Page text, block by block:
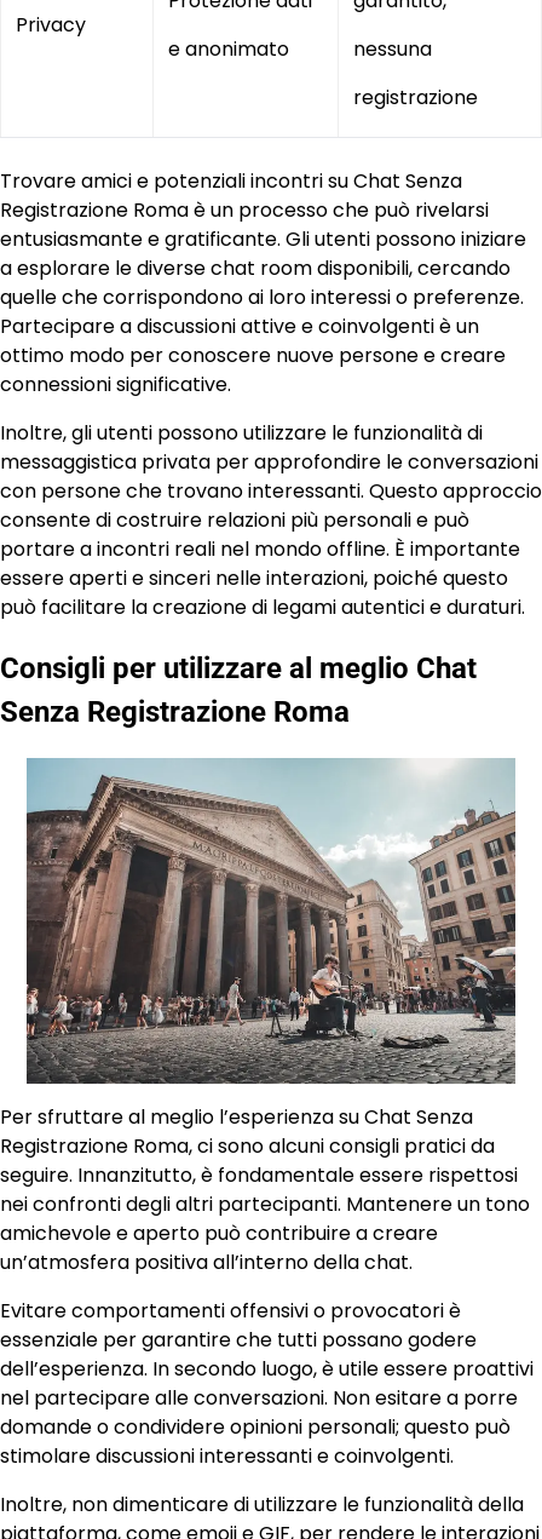
Privacy
e anonimato
nessuna
registrazione
Trovare amici e potenziali incontri su Chat Senza
Registrazione Roma è un processo che può rivelarsi
entusiasmante e gratificante. Gli utenti possono iniziare
a esplorare le diverse chat room disponibili, cercando
quelle che corrispondono ai loro interessi o preferenze.
Partecipare a discussioni attive e coinvolgenti è un
ottimo modo per conoscere nuove persone e creare
connessioni significative.
Inoltre, gli utenti possono utilizzare le funzionalità di
messaggistica privata per approfondire le conversazioni
con persone che trovano interessanti. Questo approccio
consente di costruire relazioni più personali e può
portare a incontri reali nel mondo offline. È importante
essere aperti e sinceri nelle interazioni, poiché questo
può facilitare la creazione di legami autentici e duraturi.
Consigli per utilizzare al meglio Chat
Senza Registrazione Roma
Per sfruttare al meglio l’esperienza su Chat Senza
Registrazione Roma, ci sono alcuni consigli pratici da
seguire. Innanzitutto, è fondamentale essere rispettosi
nei confronti degli altri partecipanti. Mantenere un tono
amichevole e aperto può contribuire a creare
un’atmosfera positiva all’interno della chat.
Evitare comportamenti offensivi o provocatori è
essenziale per garantire che tutti possano godere
dell’esperienza. In secondo luogo, è utile essere proattivi
nel partecipare alle conversazioni. Non esitare a porre
domande o condividere opinioni personali; questo può
stimolare discussioni interessanti e coinvolgenti.
Inoltre, non dimenticare di utilizzare le funzionalità della
piattaforma, come emoji e GIF, per rendere le interazioni